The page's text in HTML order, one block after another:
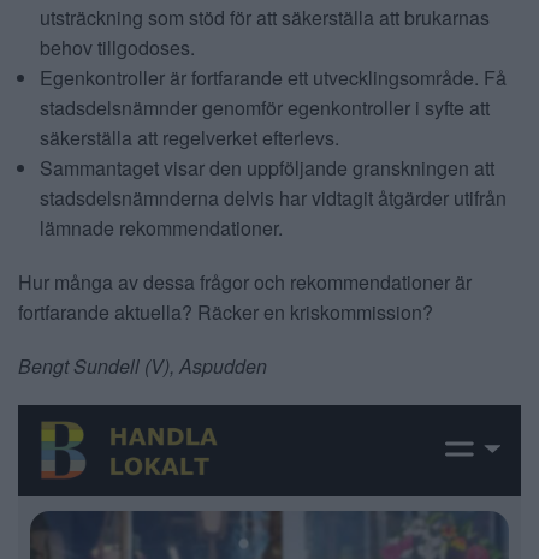
utsträckning som stöd för att säkerställa att brukarnas
behov tillgodoses.
Egenkontroller är fortfarande ett utvecklingsområde. Få
stadsdelsnämnder genomför egenkontroller i syfte att
säkerställa att regelverket efterlevs.
Sammantaget visar den uppföljande granskningen att
stadsdelsnämnderna delvis har vidtagit åtgärder utifrån
lämnade rekommendationer.
Hur många av dessa frågor och rekommendationer är
fortfarande aktuella? Räcker en kriskommission?
Bengt Sundell (V), Aspudden